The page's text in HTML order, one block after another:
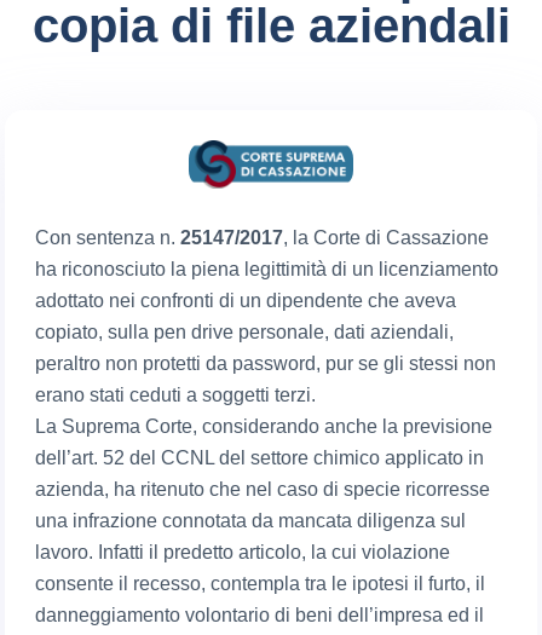
copia di file aziendali
Con sentenza n.25147/2017, la Corte di Cassazione
ha riconosciuto la piena legittimità di un licenziamento
adottato nei confronti di un dipendente che aveva
copiato, sulla pen drive personale, dati aziendali,
peraltro non protetti da password, pur se gli stessi non
erano stati ceduti a soggetti terzi.
La Suprema Corte, considerando anche la previsione
dell’art. 52 del CCNL del settore chimico applicato in
azienda, ha ritenuto che nel caso di specie ricorresse
una infrazione connotata da mancata diligenza sul
lavoro. Infatti il predetto articolo, la cui violazione
consente il recesso, contempla tra le ipotesi il furto, il
danneggiamento volontario di beni dell’impresa ed il